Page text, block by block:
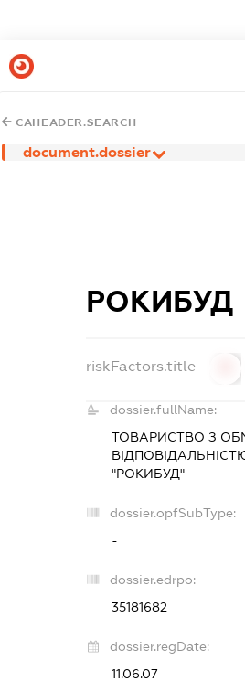
CAHEADER.SEARCH
document.dossier
РОКИБУД
riskFactors.title
dossier.fullName:
ТОВАРИСТВО З
"РОКИБУД"
dossier.opfSubType:
-
dossier.edrpo:
35181682
dossier.regDate:
11.06.07